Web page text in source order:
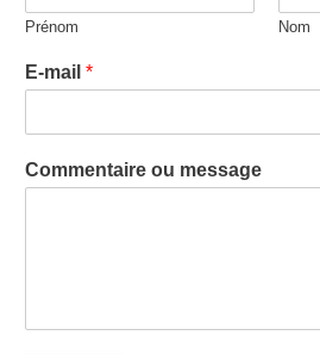
Prénom Nom
E-mail *
Commentaire ou message